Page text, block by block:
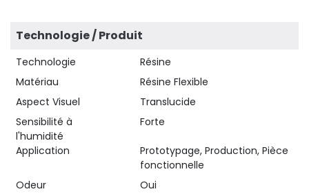
Technologie / Produit
Technologie
Résine
Matériau
Résine Flexible
Aspect Visuel
Translucide
Sensibilité à
l'humidité
Forte
Application
Prototypage, Production, Pièce
fonctionnelle
Odeur
Oui